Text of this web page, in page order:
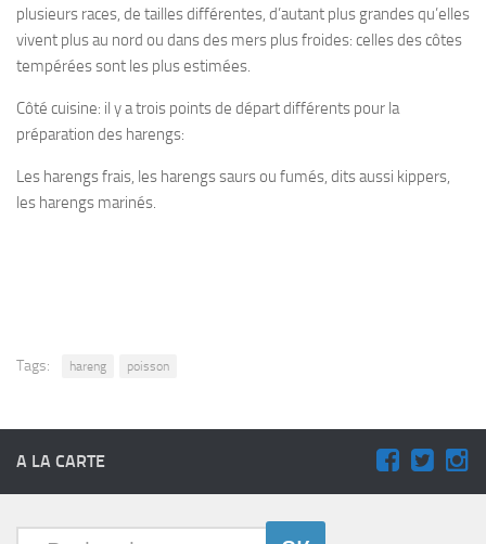
Desserts
Sauces
plusieurs races, de tailles différentes, d’autant plus grandes qu’elles
vivent plus au nord ou dans des mers plus froides: celles des côtes
tempérées sont les plus estimées.
Côté cuisine: il y a trois points de départ différents pour la
préparation des harengs:
Les harengs frais, les harengs saurs ou fumés, dits aussi kippers,
les harengs marinés.
Tags: hareng poisson
A LA CARTE